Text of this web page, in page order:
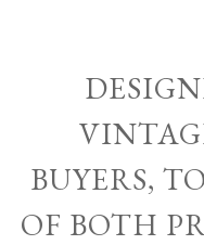
BUYERS,
OF BOTH